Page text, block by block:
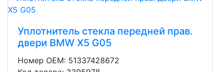
Уплотнитель стекла передней прав.
двери BMW X5 G05
Номер OEM: 51337428672